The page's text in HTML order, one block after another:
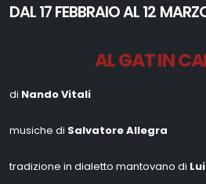
DAL 17 FEBBRAIO AL 12
AL GAT IN
di Nando Vitali
musiche di Salvatore Allegra
tradizione in dialetto mantovano di